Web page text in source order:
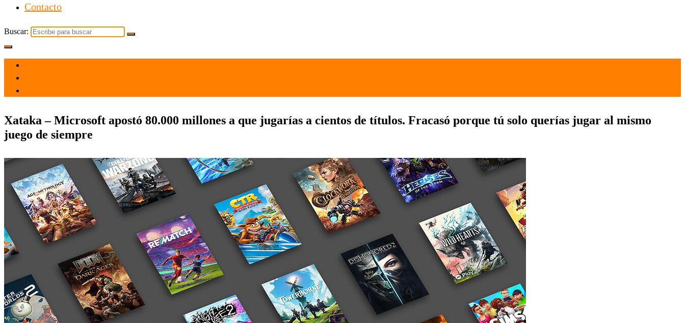
Contacto
Buscar:
Xataka – Microsoft apostó 80.000 millones a que jugarías a cientos de títulos. Fracasó porque tú solo querías jugar al mismo
juego de siempre